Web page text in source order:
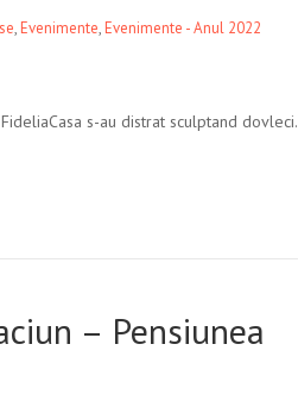
,Evenimente,Evenimente - Anul 2022
s-au distrat sculptand dovleci.
– Pensiunea